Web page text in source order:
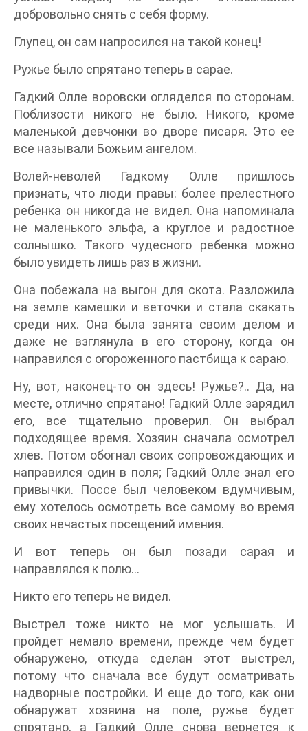
добровольно снять с себя форму.
Глупец, он сам напросился на такой конец!
Ружье было спрятано теперь в сарае.
Гадкий Олле воровски огляделся по сторонам.
Поблизости никого не было. Никого, кроме
маленькой девчонки во дворе писаря. Это ее
все называли Божьим ангелом.
Волей-неволей Гадкому Олле пришлось
признать, что люди правы: более прелестного
ребенка он никогда не видел. Она напоминала
не маленького эльфа, а круглое и радостное
солнышко. Такого чудесного ребенка можно
было увидеть лишь раз в жизни.
Она побежала на выгон для скота. Разложила
на земле камешки и веточки и стала скакать
среди них. Она была занята своим делом и
даже не взглянула в его сторону, когда он
направился с огороженного пастбища к сараю.
Ну, вот, наконец-то он здесь! Ружье?.. Да, на
месте, отлично спрятано! Гадкий Олле зарядил
его, все тщательно проверил. Он выбрал
подходящее время. Хозяин сначала осмотрел
хлев. Потом обогнал своих сопровождающих и
направился один в поля; Гадкий Олле знал его
привычки. Поссе был человеком вдумчивым,
ему хотелось осмотреть все самому во время
своих нечастых посещений имения.
И вот теперь он был позади сарая и
направлялся к полю…
Никто его теперь не видел.
Выстрел тоже никто не мог услышать. И
пройдет немало времени, прежде чем будет
обнаружено, откуда сделан этот выстрел,
потому что сначала все будут осматривать
надворные постройки. И еще до того, как они
обнаружат хозяина на поле, ружье будет
спрятано, а Гадкий Олле снова вернется к